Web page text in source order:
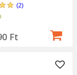
(2)
Ft